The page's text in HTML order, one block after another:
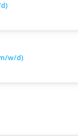
w/d)